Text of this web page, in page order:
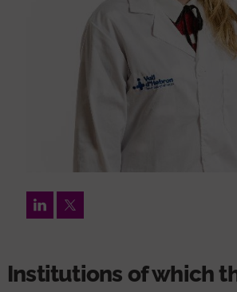
LinkedInTwitter
Institutions of which